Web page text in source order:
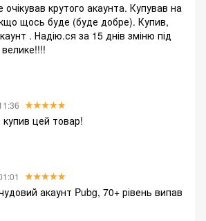
крутого акаунта. Купував на
щось буде (буде добре). Купив,
. Надію.ся за 15 днів зміню під
цей товар!
акаунт Pubg, 70+ рівень випав